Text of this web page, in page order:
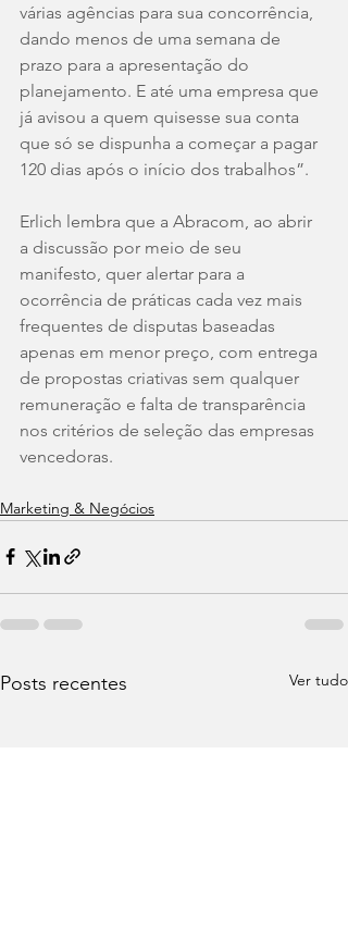
várias agências para sua concorrência,
dando menos de uma semana de
prazo para a apresentação do
planejamento. E até uma empresa que
já avisou a quem quisesse sua conta
que só se dispunha a começar a pagar
120 dias após o início dos trabalhos”.
Erlich lembra que a Abracom, ao abrir
a discussão por meio de seu
manifesto, quer alertar para a
ocorrência de práticas cada vez mais
frequentes de disputas baseadas
apenas em menor preço, com entrega
de propostas criativas sem qualquer
remuneração e falta de transparência
nos critérios de seleção das empresas
vencedoras.
Marketing & Negócios
Posts recentes Ver tudo